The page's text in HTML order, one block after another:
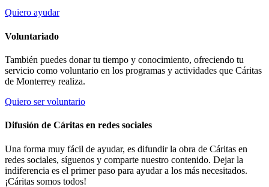
Quiero ayudar
Voluntariado
También puedes donar tu tiempo y conocimiento, ofreciendo tu
servicio como voluntario en los programas y actividades que Cáritas
de Monterrey realiza.
Quiero ser voluntario
Difusión de Cáritas en redes sociales
Una forma muy fácil de ayudar, es difundir la obra de Cáritas en
redes sociales, síguenos y comparte nuestro contenido. Dejar la
indiferencia es el primer paso para ayudar a los más necesitados.
¡Cáritas somos todos!